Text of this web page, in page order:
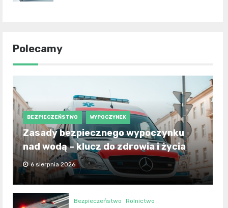
Polecamy
BEZPIECZEŃSTWO WYPOCZYNEK
Zasady bezpiecznego wypoczynku
nad wodą – klucz do zdrowia i życia
6 sierpnia 2026
Bezpieczeństwo Rolnictwo